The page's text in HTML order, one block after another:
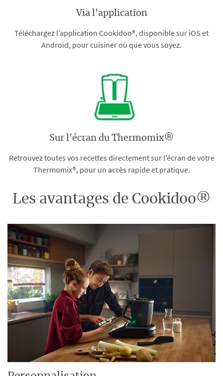
Via l'application
Téléchargez l’application Cookidoo®, disponible sur iOS et
Android, pour cuisiner où que vous soyez.
Sur l'écran du Thermomix®
Retrouvez toutes vos recettes directement sur l’écran de votre
Thermomix®, pour un accès rapide et pratique.
Les avantages de Cookidoo®